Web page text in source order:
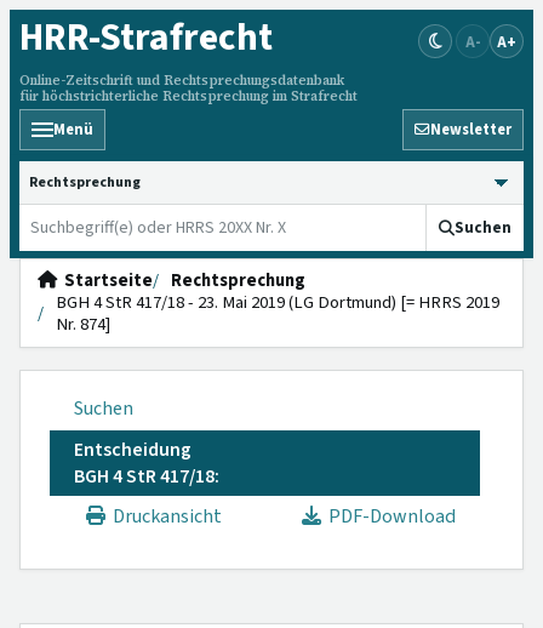
HRR-Strafrecht
Online-Zeitschrift und Rechtsprechungsdatenbank
für höchstrichterliche Rechtsprechung im Strafrecht
A- A+
Menü Newsletter
HRRS durchsuchen
Suchen
Startseite
Rechtsprechung
BGH 4 StR 417/18 - 23. Mai 2019 (LG Dortmund) [= HRRS 2019
Nr. 874]
Suchen
Entscheidung
BGH 4 StR 417/18:
Druckansicht
PDF-Download